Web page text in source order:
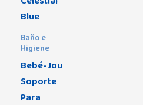
Baño e
Higiene
Bebé-Jou
Soporte
Para